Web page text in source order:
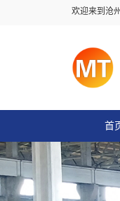
欢迎来到沧
首